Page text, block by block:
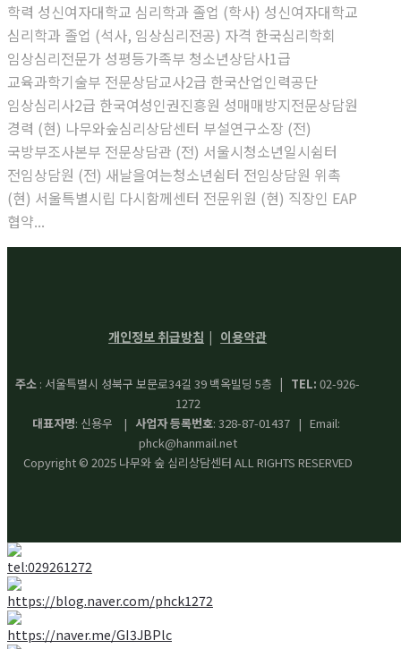
학력 성신여자대학교 심리학과 졸업 (학사) 성신여자대학교
심리학과 졸업 (석사, 임상심리전공) 자격 한국심리학회
임상심리전문가 성평등가족부 청소년상담사1급
교육과학기술부 전문상담교사2급 한국산업인력공단
임상심리사2급 한국여성인권진흥원 성매매방지전문상담원
경력 (현) 나무와숲심리상담센터 부설연구소장 (전)
국방부조사본부 전문상담관 (전) 서울시청소년일시쉼터
전임상담원 (전) 새날을여는청소년쉼터 전임상담원 위촉
(현) 서울특별시립 다시함께센터 전문위원 (현) 직장인 EAP
협약...
개인정보 취급방침 이용약관
주소 : 서울특별시 성북구 보문로34길 39 백옥빌딩 5층 | TEL: 02-926-
1272
대표자명: 신용우 | 사업자 등록번호: 328-87-01437 | Email:
phck@hanmail.net
Copyright © 2025 나무와 숲 심리상담센터 ALL RIGHTS RESERVED